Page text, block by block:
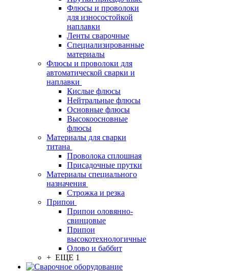
Флюсы и проволоки
для износостойкой
наплавки
Ленты сварочные
Специализированные
материалы
Флюсы и проволоки для
автоматической сварки и
наплавки
Кислые флюсы
Нейтральные флюсы
Основные флюсы
Высокоосновные
флюсы
Материалы для сварки
титана
Проволока сплошная
Присадочные прутки
Материалы специального
назначения
Строжка и резка
Припои
Припои оловянно-
свинцовые
Припои
высокотехнологичные
Олово и баббит
+ ЕЩЕ 1